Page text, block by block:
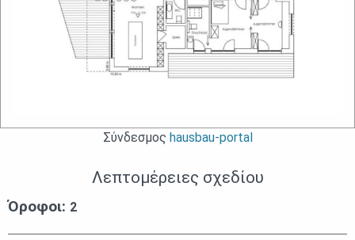
Σύνδεσμος hausbau-portal
Λεπτομέρειες σχεδίου
Όροφοι: 2